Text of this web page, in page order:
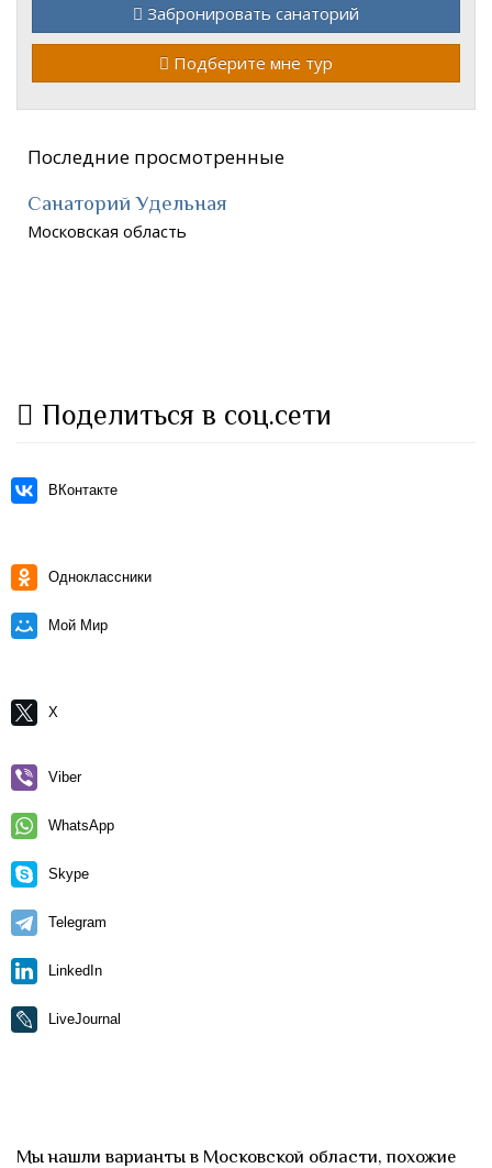
Забронировать санаторий
Подберите мне тур
Последние просмотренные
Санаторий Удельная
Московская область
Поделиться в соц.сети
ВКонтакте
Одноклассники
Мой Мир
X
Viber
WhatsApp
Skype
Telegram
LinkedIn
LiveJournal
Мы нашли варианты в Московской области, похожие